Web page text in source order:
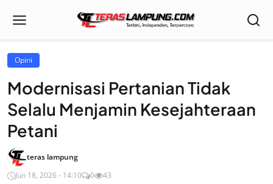
Opini
Modernisasi Pertanian Tidak
Selalu Menjamin Kesejahteraan
Petani
teras lampung
Jun 18, 2026 - 14:10
0 43